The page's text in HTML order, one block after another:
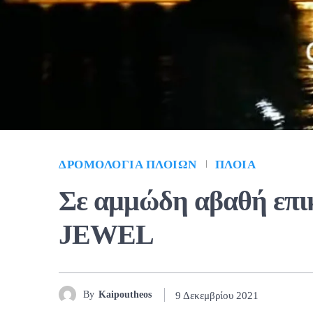
ΔΡΟΜΟΛΌΓΙΑ ΠΛΟΊΩΝ ΠΛΟΊΑ
Σε αμμώδη αβαθή
JEWEL
By Kaipoutheos 9 Δεκεμβρίου 2021